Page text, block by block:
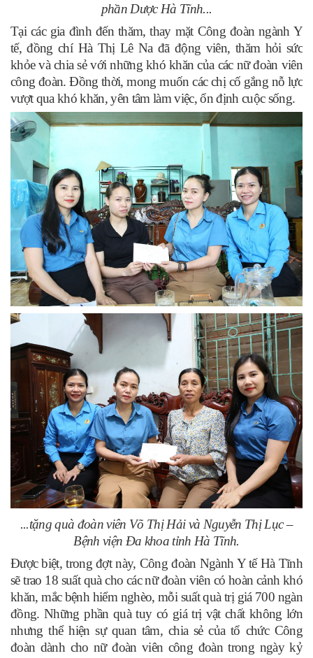
phần Dược Hà Tĩnh...
Tại các gia đình đến thăm, thay mặt Công đoàn ngành Y
tế,đồng chí Hà Thị Lê Na đã động viên, thăm hỏi sức
khỏe và chia sẻ vớinhững khó khăn của các nữ đoàn viên
công đoàn. Đồng thời, mong muốn các chị cố gắng nỗ lực
vượt qua khó khăn, yên tâm làm việc, ổn định cuộc sống.
...tặng quà đoàn viên Võ Thị Hải và Nguyễn Thị Lục –
Bệnh viện Đa khoa tỉnh Hà Tĩnh.
Được biệt, trong đợt này, Công đoàn Ngành Y tế Hà Tĩnh
sẽ trao 18 suất quà cho các nữ đoàn viên có hoàn cảnh khó
khăn, mắc bệnh hiểm nghèo, mỗi suất quà trị giá 700 ngàn
đồng. Những phần quà tuy có giá trị vật chất không lớn
nhưng thể hiện sự quan tâm, chia sẻ của tổ chức Công
đoàn dành cho nữ đoàn viên công đoàn trong ngày kỷ